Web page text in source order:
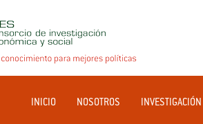
INICIO NOSOTROS INVESTIGACIÓN